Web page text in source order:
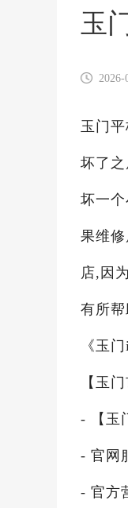
玉
2026-
玉门
坏了
坏一
果维
店,因
有所帮
《玉
【玉
- 【玉
- 官网
- 官方